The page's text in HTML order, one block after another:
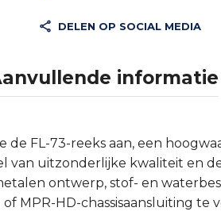
DELEN OP SOCIAL MEDIA
informatie
FL-73-reeks aan, een
uitzonderlijke kwaliteit en
ontwerp, stof- en
MPR-HD-chassisaansluiting te